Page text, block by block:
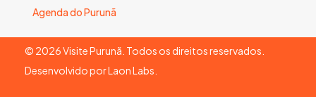
Agenda do Purunã
© 2026Visite Purunã. Todos os direitos reservados.
Desenvolvido porLaon Labs